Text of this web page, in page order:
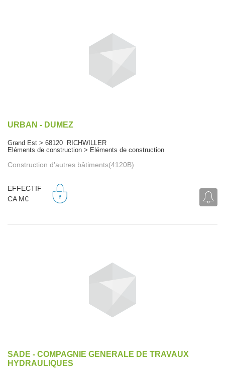
URBAN - DUMEZ
Grand Est > 68120 RICHWILLER
Eléments de construction > Eléments de construction
Construction d'autres bâtiments(4120B)
EFFECTIF
CA M€
SADE - COMPAGNIE GENERALE DE TRAVAUX
HYDRAULIQUES